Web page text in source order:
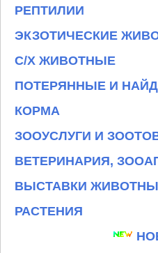
РЕПТИЛИИ
ЭКЗОТИЧЕСКИЕ
С/Х ЖИВОТНЫЕ
ПОТЕРЯННЫЕ И
КОРМА
ЗООУСЛУГИ И
ВЕТЕРИНАРИЯ,
ВЫСТАВКИ
РАСТЕНИЯ